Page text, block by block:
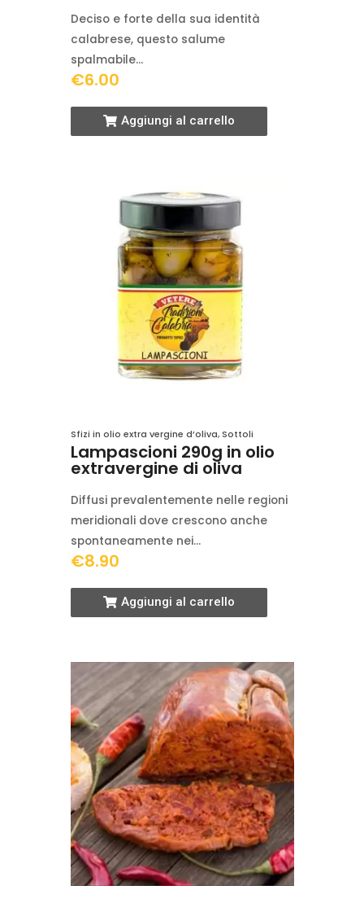
Deciso e forte della sua identità
calabrese, questo salume
spalmabile…
€6.00
Aggiungi al carrello
Sfizi in olio extra vergine d’oliva,Sottoli
Lampascioni 290g in olio
extravergine di oliva
Diffusi prevalentemente nelle regioni
meridionali dove crescono anche
spontaneamente nei…
€8.90
Aggiungi al carrello